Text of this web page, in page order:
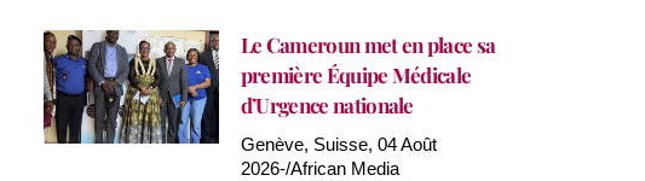
Le Cameroun met en place sa
première Équipe Médicale
d’Urgence nationale
Genève, Suisse, 04 Août
2026-/African Media